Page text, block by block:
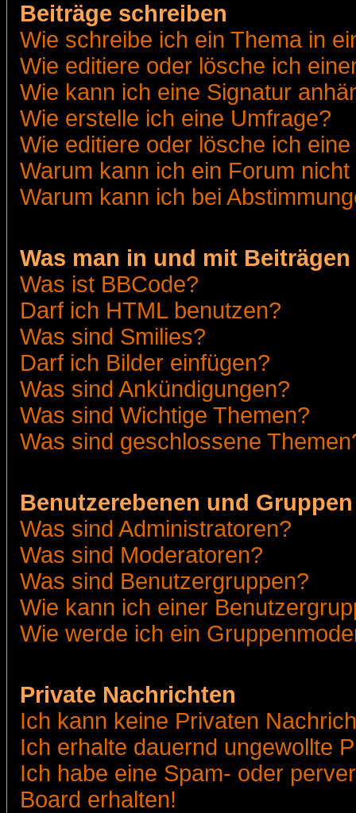
Beiträge schreiben
Wie schreibe ich ein Thema in
Wie editiere oder lösche ich
Wie kann ich eine Signatur
Wie erstelle ich eine Umfrage?
Wie editiere oder lösche ich
Warum kann ich ein Forum
Warum kann ich bei
Was man in und mit
Was ist BBCode?
Darf ich HTML benutzen?
Was sind Smilies?
Darf ich Bilder einfügen?
Was sind Ankündigungen?
Was sind Wichtige Themen?
Was sind geschlossene
Benutzerebenen und Gruppen
Was sind Administratoren?
Was sind Moderatoren?
Was sind Benutzergruppen?
Wie kann ich einer
Wie werde ich ein
Private Nachrichten
Ich kann keine Privaten
Ich erhalte dauernd ungewollte
Ich habe eine Spam- oder
Board erhalten!